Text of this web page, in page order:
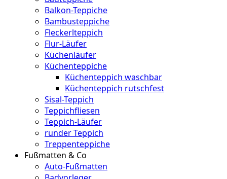
Balkon-Teppiche
Bambusteppiche
Fleckerlteppich
Flur-Läufer
Küchenläufer
Küchenteppiche
Küchenteppich waschbar
Küchenteppich rutschfest
Sisal-Teppich
Teppichfliesen
Teppich-Läufer
runder Teppich
Treppenteppiche
Fußmatten & Co
Auto-Fußmatten